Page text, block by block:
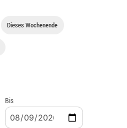
Dieses Wochenende
Bis